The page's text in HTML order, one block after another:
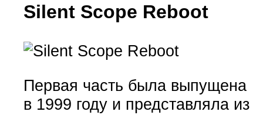
Silent Scope Reboot
Первая часть была выпущена
в 1999 году и представляла из